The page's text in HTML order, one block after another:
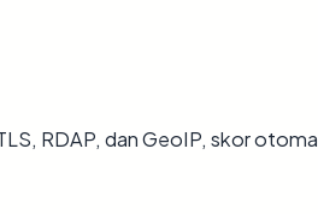
RDAP, dan GeoIP, skor